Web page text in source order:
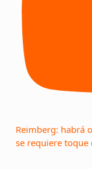
Reimberg: habrá
se requiere toque